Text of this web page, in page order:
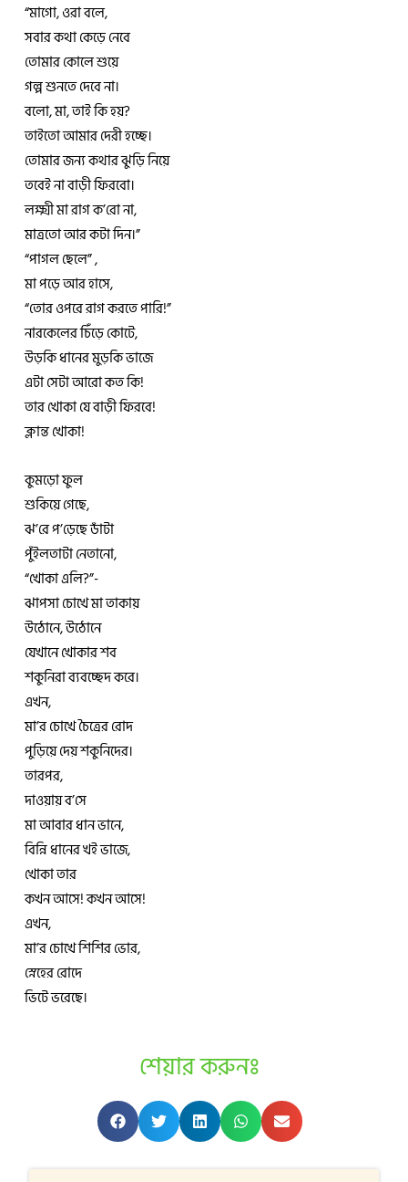
“মাগো, ওরা বলে,
সবার কথা কেড়ে নেবে
তোমার কোলে শুয়ে
গল্প শুনতে দেবে না।
বলো, মা, তাই কি হয়?
তাইতো আমার দেরী হচ্ছে।
তোমার জন্য কথার ঝুড়ি নিয়ে
তবেই না বাড়ী ফিরবো।
লক্ষ্মী মা রাগ ক’রো না,
মাত্রতো আর কটা দিন।”
“পাগল ছেলে” ,
মা পড়ে আর হাসে,
“তোর ওপরে রাগ করতে পারি!”
নারকেলের চিঁড়ে কোটে,
উড়কি ধানের মুড়কি ভাজে
এটা সেটা আরো কত কি!
তার খোকা যে বাড়ী ফিরবে!
ক্লান্ত খোকা!
কুমড়ো ফুল
শুকিয়ে গেছে,
ঝ’রে প’ড়েছে ডাঁটা
পুঁইলতাটা নেতানো,
“খোকা এলি?”-
ঝাপসা চোখে মা তাকায়
উঠোনে, উঠোনে
যেখানে খোকার শব
শকুনিরা ব্যবচ্ছেদ করে।
এখন,
মা’র চোখে চৈত্রের রোদ
পুড়িয়ে দেয় শকুনিদের।
তারপর,
দাওয়ায় ব’সে
মা আবার ধান ভানে,
বিন্নি ধানের খই ভাজে,
খোকা তার
কখন আসে! কখন আসে!
এখন,
মা’র চোখে শিশির ভোর,
স্নেহের রোদে
ভিটে ভরেছে।
শেয়ার করুনঃ